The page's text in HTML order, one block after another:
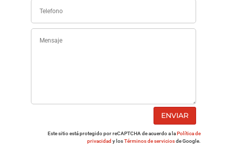
ENVIAR
Este sitio está protegido por reCAPTCHA de acuerdo a laPolítica de
privacidad y losTérminos de serviciosde Google.